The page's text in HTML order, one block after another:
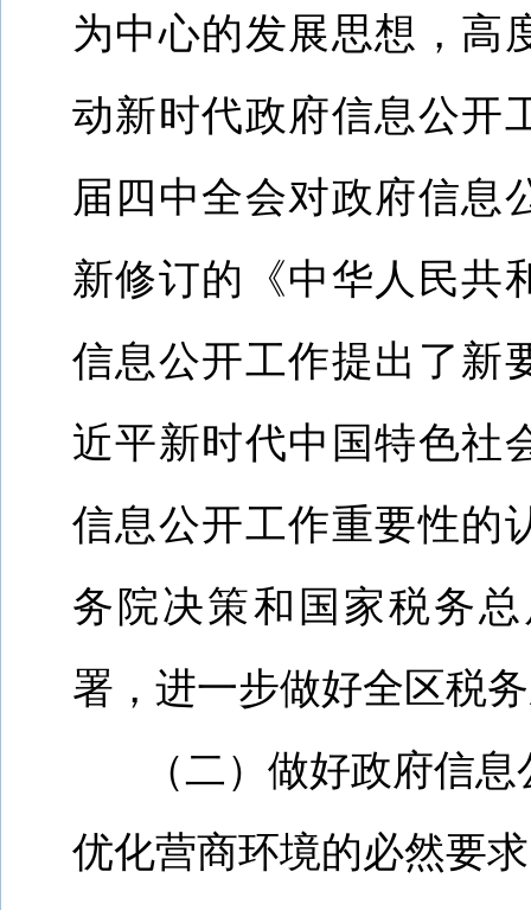
为中心的发展思想，高
动新时代政府信息公开
届四中全会对政府信息
新修订的《中华人民共
信息公开工作提出了新
近平新时代中国特色社
信息公开工作重要性的
务院决策和国家税务
署，进一步做好全区税
（二） 做好政府信息
优化营商环境的必然要